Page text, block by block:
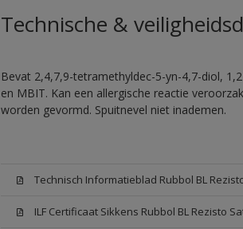
Technische &
Bevat 2,4,7,9-tetramethyldec-5-yn-4,7-diol,
en MBIT. Kan een allergische reactie
worden gevormd. Spuitnevel niet inademen.
Technisch Informatieblad Rubbol BL
ILF Certificaat Sikkens Rubbol BL Rezisto